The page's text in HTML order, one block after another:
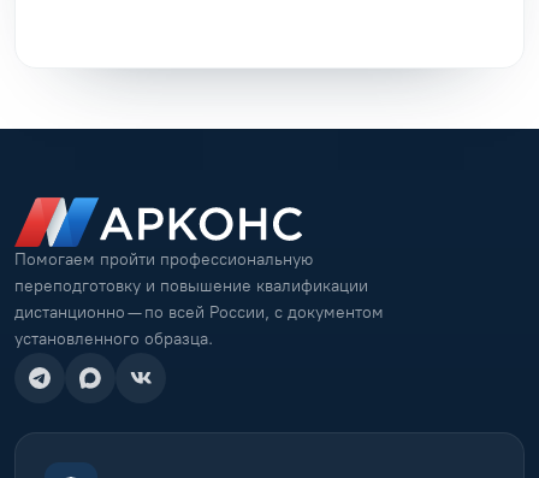
Помогаем пройти профессиональную
переподготовку и повышение квалификации
дистанционно — по всей России, с документом
установленного образца.